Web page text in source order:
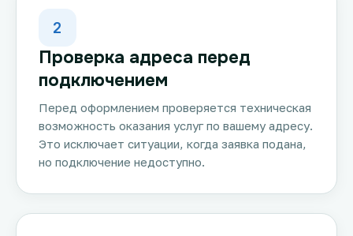
2
Проверка адреса перед
подключением
Перед оформлением проверяется техническая
возможность оказания услуг по вашему адресу.
Это исключает ситуации, когда заявка подана,
но подключение недоступно.